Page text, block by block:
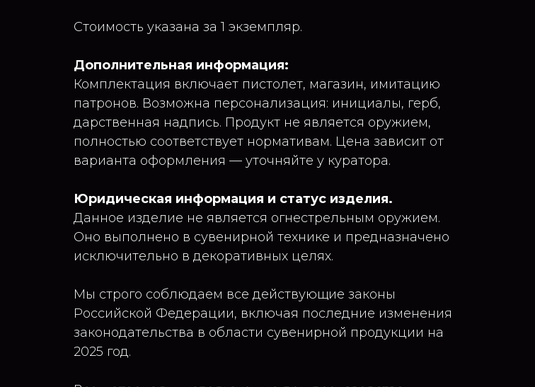
Стоимость указана за 1 экземпляр.
Дополнительная информация:
Комплектация включает пистолет, магазин, имитацию
патронов. Возможна персонализация: инициалы, герб,
дарственная надпись. Продукт не является оружием,
полностью соответствует нормативам. Цена зависит от
варианта оформления — уточняйте у куратора.
Юридическая информация и статус изделия.
Данное изделие не является огнестрельным оружием.
Оно выполнено в сувенирной технике и предназначено
исключительно в декоративных целях.
Мы строго соблюдаем все действующие законы
Российской Федерации, включая последние изменения
законодательства в области сувенирной продукции на
2025 год.